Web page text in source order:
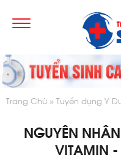
Trang Chủ Tuyển dụng Y
NGUYÊN
VITAMIN